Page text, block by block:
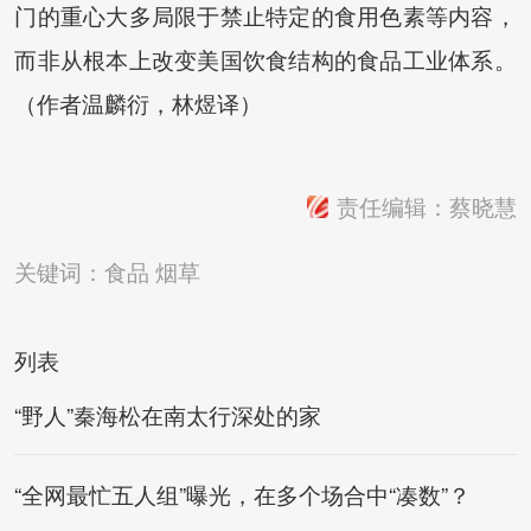
门的重心大多局限于禁止特定的食用色素等内容，
而非从根本上改变美国饮食结构的食品工业体系。
（作者温麟衍，林煜译）
责任编辑：蔡晓慧
关键词：食品 烟草
列表
“野人”秦海松在南太行深处的家
“全网最忙五人组”曝光，在多个场合中“凑数”？